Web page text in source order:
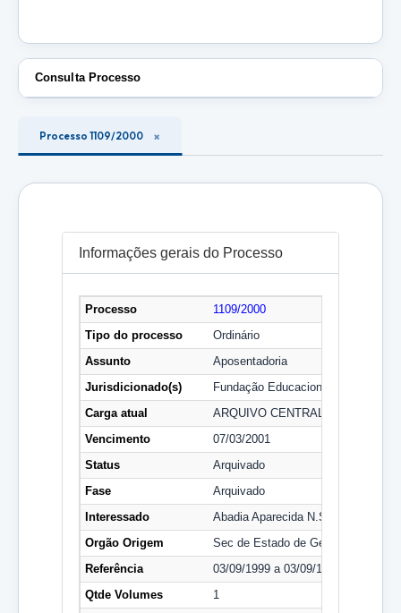
Consulta Processo
Processo 1109/2000
Informações gerais do Processo
Processo
1109/2000
Tipo do processo
Ordinário
Assunto
Aposentadoria
Jurisdicionado(s)
Fundação Educacional do DF
Carga atual
ARQUIVO CENTRAL - SPA
Vencimento
07/03/2001
Status
Arquivado
Fase
Arquivado
Interessado
Abadia Aparecida N.Siqueira
Orgão Origem
Sec de Estado de Gestão
Referência
03/09/1999 a 03/09/1999
Qtde Volumes
1